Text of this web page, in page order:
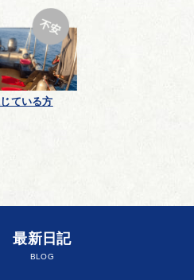
ている方
最新日記
BLOG